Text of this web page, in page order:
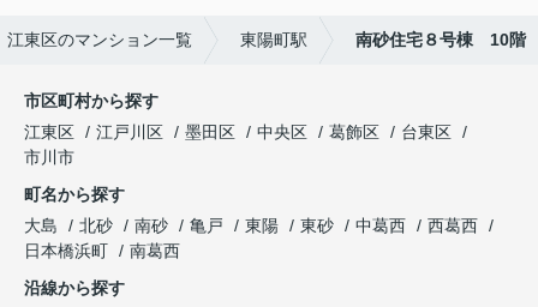
江東区のマンション一覧 東陽町駅 南砂住宅８号棟 10階
市区町村から探す
江東区
江戸川区 墨田区 中央区 葛飾区
台東区
市川市
町名から探す
大島
北砂 南砂 亀戸 東陽 東砂 中葛西
西葛西
日本橋浜町
南葛西
沿線から探す